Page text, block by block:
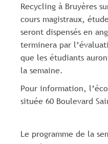
Recycling à Bruyères
cours magistraux,
seront dispensés en
terminera par
que les étudiants
la semaine.
Pour information,
située 60 Boulevard
Le programme de la